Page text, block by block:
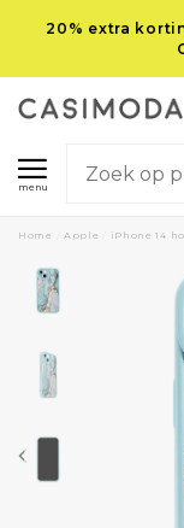
20% extra
menu
Home Apple iPhone 14